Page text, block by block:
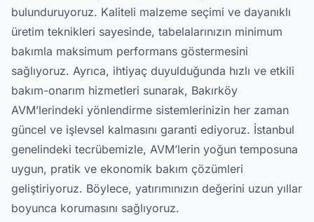
bulunduruyoruz. Kaliteli malzeme seçimi ve dayanıklı
üretim teknikleri sayesinde, tabelalarınızın minimum
bakımla maksimum performans göstermesini
sağlıyoruz. Ayrıca, ihtiyaç duyulduğunda hızlı ve etkili
bakım-onarım hizmetleri sunarak, Bakırköy
AVM’lerindeki yönlendirme sistemlerinizin her zaman
güncel ve işlevsel kalmasını garanti ediyoruz. İstanbul
genelindeki tecrübemizle, AVM’lerin yoğun temposuna
uygun, pratik ve ekonomik bakım çözümleri
geliştiriyoruz. Böylece, yatırımınızın değerini uzun yıllar
boyunca korumasını sağlıyoruz.